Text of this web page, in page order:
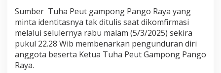
Sumber Tuha Peut gampong Pango Raya yang
minta identitasnya tak ditulis saat dikomfirmasi
melalui selulernya rabu malam (5/3/2025) sekira
pukul 22.28 Wib membenarkan pengunduran diri
anggota beserta Ketua Tuha Peut Gampong Pango
Raya.